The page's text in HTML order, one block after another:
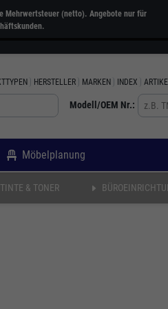
HERSTELLER MARKEN INDEX
Modell/OEM Nr.:
Möbelplanung
TINTE & TONER
Mehrwertsteuer (netto). Angebote nur für